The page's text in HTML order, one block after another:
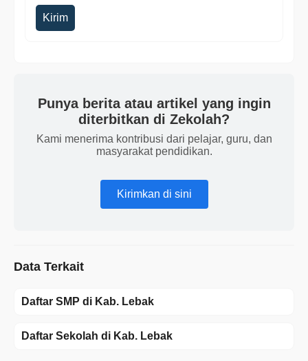
Kirim
Punya berita atau artikel yang ingin
diterbitkan di Zekolah?
Kami menerima kontribusi dari pelajar, guru, dan
masyarakat pendidikan.
Kirimkan di sini
Data Terkait
Daftar SMP di Kab. Lebak
Daftar Sekolah di Kab. Lebak